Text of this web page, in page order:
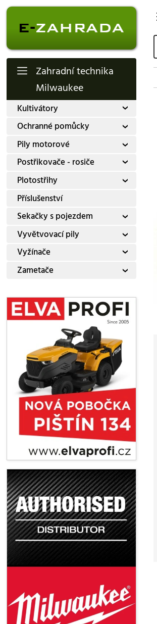
Zahradní technika
Milwaukee
Kultivátory
Ochranné pomůcky
Pily motorové
Postřikovače - rosiče
Plotostřihy
Příslušenství
Sekačky s pojezdem
Vyvětvovací pily
Vyžínače
Zametače